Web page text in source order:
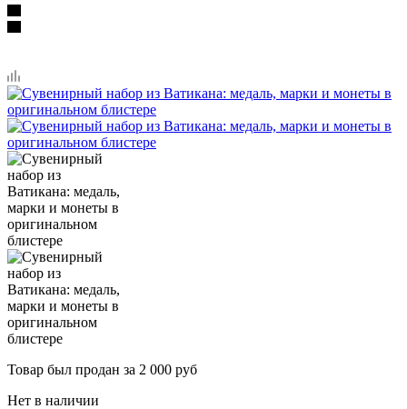
Товар был продан за 2 000 руб
Нет в наличии